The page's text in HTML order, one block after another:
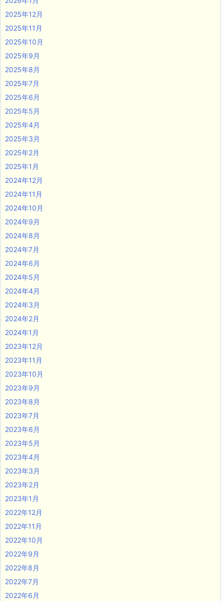
2025年12月
2025年11月
2025年10月
2025年9月
2025年8月
2025年7月
2025年6月
2025年5月
2025年4月
2025年3月
2025年2月
2025年1月
2024年12月
2024年11月
2024年10月
2024年9月
2024年8月
2024年7月
2024年6月
2024年5月
2024年4月
2024年3月
2024年2月
2024年1月
2023年12月
2023年11月
2023年10月
2023年9月
2023年8月
2023年7月
2023年6月
2023年5月
2023年4月
2023年3月
2023年2月
2023年1月
2022年12月
2022年11月
2022年10月
2022年9月
2022年8月
2022年7月
2022年6月